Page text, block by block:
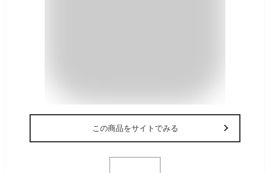
この商品をサイトでみる